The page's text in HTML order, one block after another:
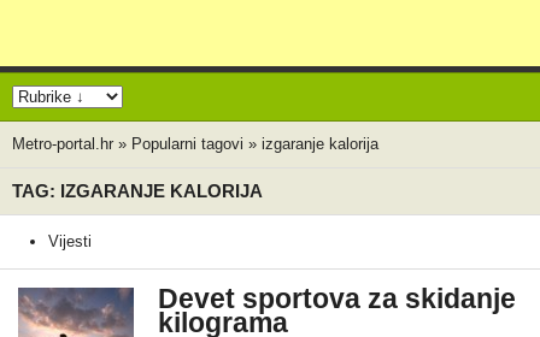
Metro-portal.hr » Popularni tagovi » izgaranje kalorija
TAG: IZGARANJE KALORIJA
Vijesti
Devet sportova za skidanje
kilograma